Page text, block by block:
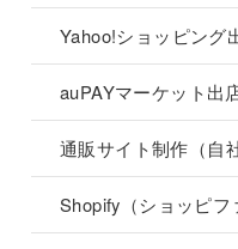
Yahoo!ショッピング
auPAYマーケット出
通販サイト制作（自
Shopify（ショッピ